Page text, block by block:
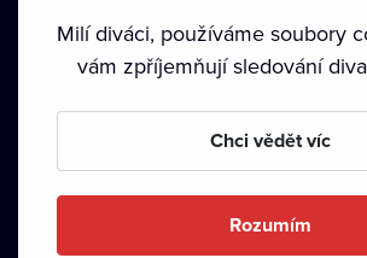
Podmínky používání • Ochrana soukromí •
• Autorská práva•
Milí diváci, používáme soubory
vám zpříjemňují sledování
Chci vědět víc
Rozumím